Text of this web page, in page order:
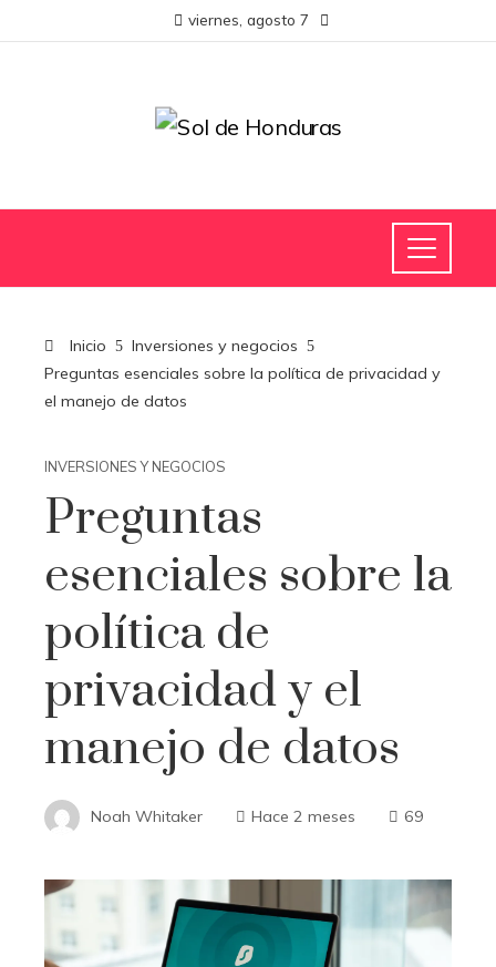
viernes, agosto 7
Inicio
Inversiones y negocios
Preguntas esenciales sobre la política de privacidad y
el manejo de datos
INVERSIONES Y NEGOCIOS
Preguntas
esenciales sobre la
política de
privacidad y el
manejo de datos
Noah Whitaker Hace 2 meses 69